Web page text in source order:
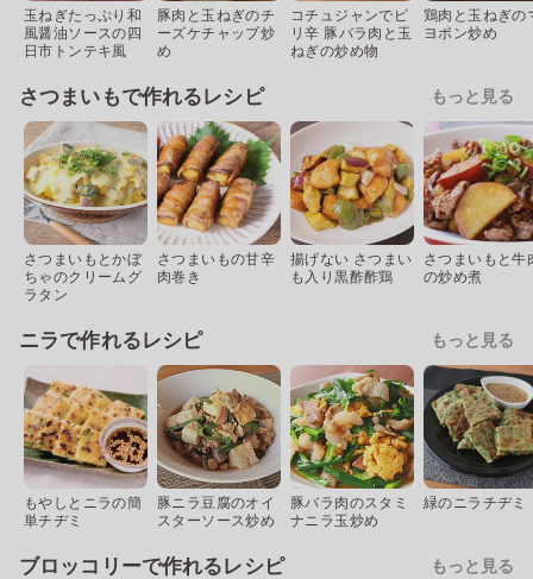
玉ねぎたっぷり和
風醤油ソースの四
日市トンテキ風
豚肉と玉ねぎのチ
ーズケチャップ炒
め
コチュジャンでピ
リ辛 豚バラ肉と玉
ねぎの炒め物
鶏肉と玉ねぎの
ヨポン炒め
さつまいもで作れるレシピ もっと見る
さつまいもとかぼ
ちゃのクリームグ
ラタン
さつまいもの甘辛
肉巻き
揚げない さつまい
も入り黒酢酢鶏
さつまいもと牛
の炒め煮
ニラで作れるレシピ もっと見る
もやしとニラの簡
単チヂミ
豚ニラ豆腐のオイ
スターソース炒め
豚バラ肉のスタミ
ナニラ玉炒め
緑のニラチヂミ
ブロッコリーで作れるレシピ もっと見る